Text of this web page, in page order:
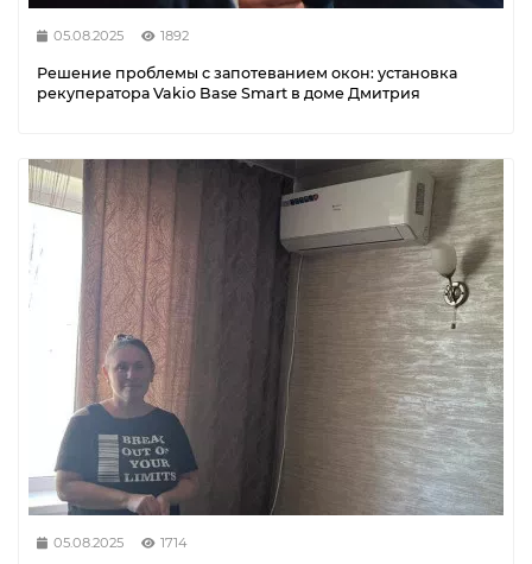
05.08.2025 1892
Решение проблемы с запотеванием окон: установка
рекуператора Vakio Base Smart в доме Дмитрия
05.08.2025 1714